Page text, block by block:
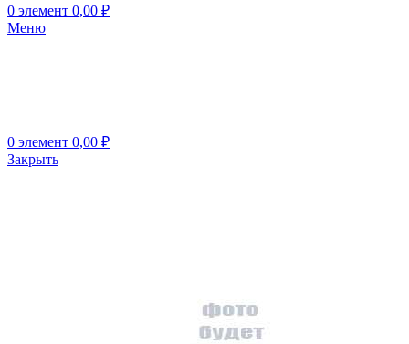
0 элемент 0,00 ₽
Меню
0 элемент 0,00 ₽
Закрыть